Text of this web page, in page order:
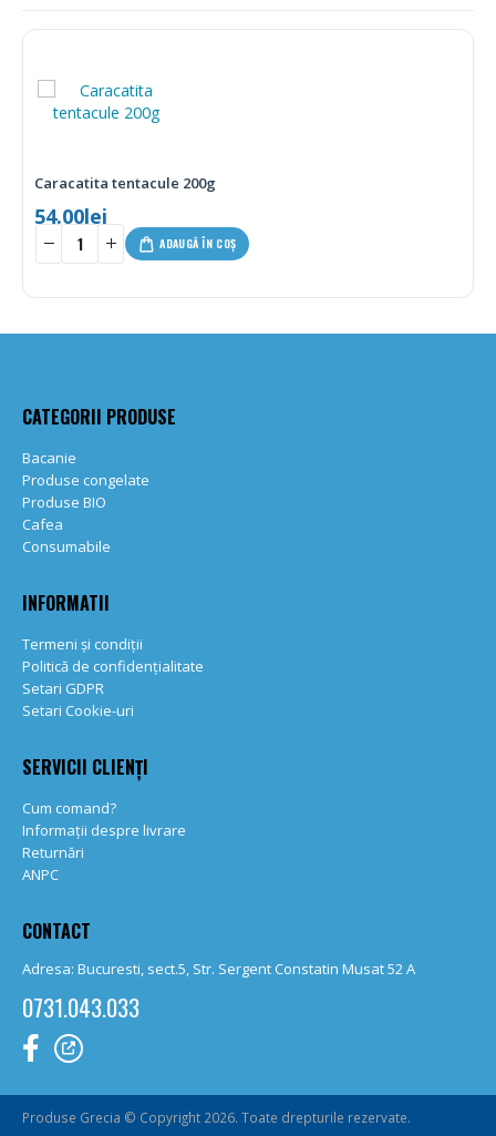
200g
ADAUGĂ ÎN COȘ - +
CATEGORII PRODUSE
Bacanie
Produse congelate
Produse BIO
Cafea
Consumabile
INFORMATII
Termeni și condiții
Politică de confidențialitate
Setari GDPR
Setari Cookie-uri
SERVICII CLIENȚI
Cum comand?
Informații despre livrare
Returnări
ANPC
CONTACT
Adresa: Bucuresti, sect.5, Str. Sergent Constatin Musat 52 A
0731.043.033
Produse Grecia © Copyright 2026. Toate drepturile rezervate.